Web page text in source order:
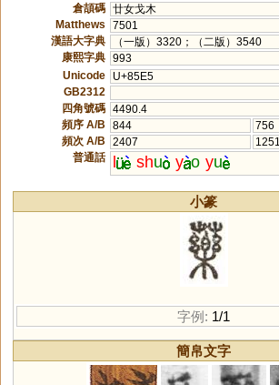
倉頡碼 廿女戈木
Matthews
7501
漢語大字典
（一版）3320；（二版）3540
康熙字典 993
Unicode
U+85E5
GB2312
四角號碼 4490.4
頻序 A/B
844
756
頻次 A/B
2407
1251
普通話
l shu y o yu
小篆
字例: 1/1
簡帛文字